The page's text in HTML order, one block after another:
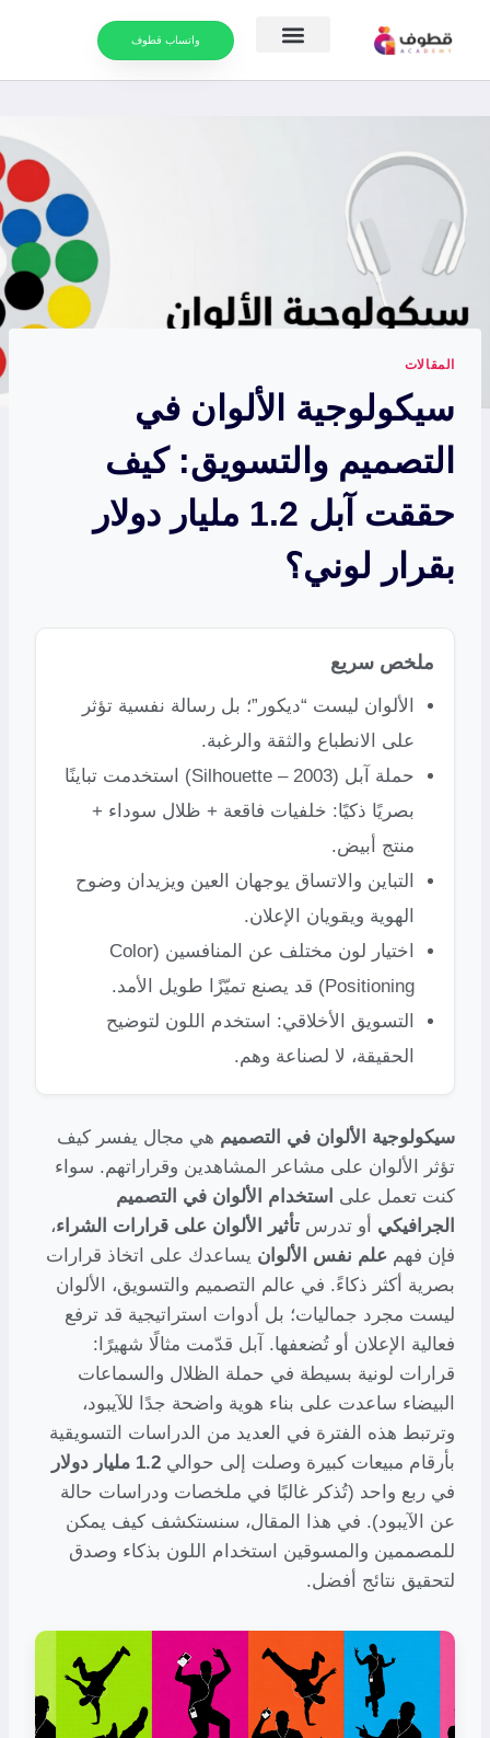
واتساب قطوف
المقالات
سيكولوجية الألوان في
التصميم والتسويق: كيف
حققت آبل 1.2 مليار دولار
بقرار لوني؟
ملخص سريع
الألوان ليست “ديكور”؛ بل رسالة نفسية تؤثر
على الانطباع والثقة والرغبة.
حملة آبل (Silhouette – 2003) استخدمت تباينًا
بصريًا ذكيًا: خلفيات فاقعة + ظلال سوداء +
منتج أبيض.
التباين والاتساق يوجهان العين ويزيدان وضوح
الهوية ويقويان الإعلان.
اختيار لون مختلف عن المنافسين (Color
Positioning) قد يصنع تميّزًا طويل الأمد.
التسويق الأخلاقي: استخدم اللون لتوضيح
الحقيقة، لا لصناعة وهم.
سيكولوجية الألوان في التصميم هي مجال يفسر كيف
تؤثر الألوان على مشاعر المشاهدين وقراراتهم. سواء
كنت تعمل على استخدام الألوان في التصميم
الجرافيكي أو تدرس تأثير الألوان على قرارات الشراء،
فإن فهم علم نفس الألوان يساعدك على اتخاذ قرارات
بصرية أكثر ذكاءً. في عالم التصميم والتسويق، الألوان
ليست مجرد جماليات؛ بل أدوات استراتيجية قد ترفع
فعالية الإعلان أو تُضعفها. آبل قدّمت مثالًا شهيرًا:
قرارات لونية بسيطة في حملة الظلال والسماعات
البيضاء ساعدت على بناء هوية واضحة جدًا للآيبود،
وترتبط هذه الفترة في العديد من الدراسات التسويقية
بأرقام مبيعات كبيرة وصلت إلى حوالي 1.2 مليار دولار
في ربع واحد (تُذكر غالبًا في ملخصات ودراسات حالة
عن الآيبود). في هذا المقال، سنستكشف كيف يمكن
للمصممين والمسوقين استخدام اللون بذكاء وصدق
لتحقيق نتائج أفضل.